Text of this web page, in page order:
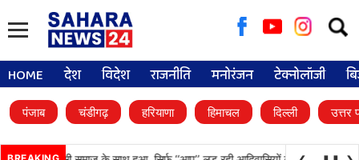
for:
HOME देश विदेश राजनीति मनोरंजन टेक्नोलॉजी
पंजाब चंडीगढ़ हरियाणा हिमाचल दिल्ली उत्तर